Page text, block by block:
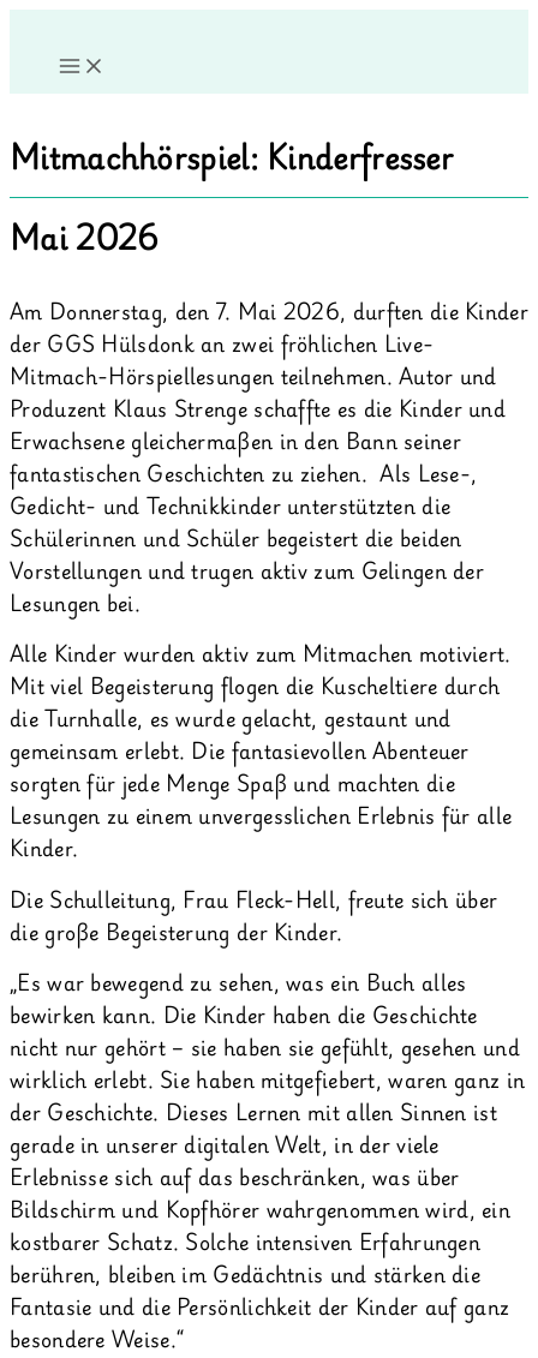
Inhalt
springen
Mitmachhörspiel: Kinderfresser
Mai 2026
Am Donnerstag, den 7. Mai 2026, durften die Kinder
der GGS Hülsdonkan zwei fröhlichen Live-
Mitmach-Hörspiellesungen teilnehmen. Autor und
Produzent Klaus Strengeschaffte es die Kinder und
Erwachsene gleichermaßen in den Bann seiner
fantastischen Geschichten zu ziehen. Als Lese-,
Gedicht- und Technikkinder unterstützten die
Schülerinnen und Schüler begeistert die beiden
Vorstellungen und trugen aktiv zum Gelingen der
Lesungen bei.
Alle Kinder wurden aktiv zum Mitmachen motiviert.
Mit viel Begeisterung flogen die Kuscheltiere durch
die Turnhalle, es wurde gelacht, gestaunt und
gemeinsam erlebt. Die fantasievollen Abenteuer
sorgten für jede Menge Spaß und machten die
Lesungen zu einem unvergesslichen Erlebnis für alle
Kinder.
Die Schulleitung, Frau Fleck-Hell, freute sich über
die große Begeisterung der Kinder.
„Es war bewegend zu sehen, was ein Buch alles
bewirken kann. Die Kinder haben die Geschichte
nicht nur gehört – sie haben sie gefühlt, gesehen und
wirklich erlebt. Sie haben mitgefiebert, waren ganz in
der Geschichte. Dieses Lernen mit allen Sinnen ist
gerade in unserer digitalen Welt, in der viele
Erlebnisse sich auf das beschränken, was über
Bildschirm und Kopfhörer wahrgenommen wird, ein
kostbarer Schatz. Solche intensiven Erfahrungen
berühren, bleiben im Gedächtnis und stärken die
Fantasie und die Persönlichkeit der Kinder auf ganz
besondere Weise.“